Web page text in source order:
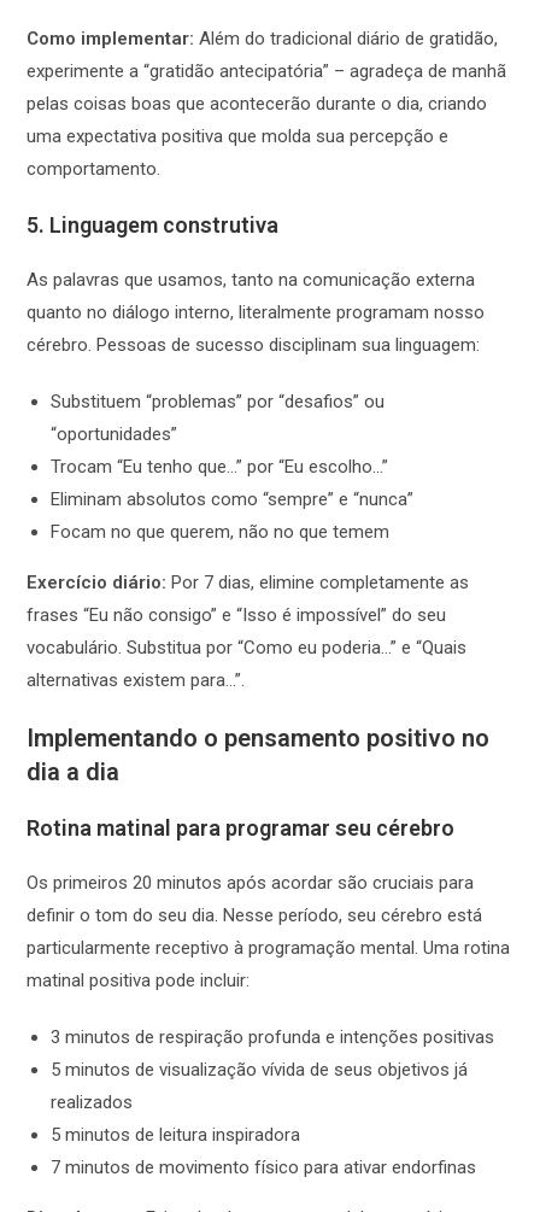
Como implementar: Além do tradicional diário de gratidão,
experimente a “gratidão antecipatória” – agradeça de manhã
pelas coisas boas que acontecerão durante o dia, criando
uma expectativa positiva que molda sua percepção e
comportamento.
5. Linguagem construtiva
As palavras que usamos, tanto na comunicação externa
quanto no diálogo interno, literalmente programam nosso
cérebro. Pessoas de sucesso disciplinam sua linguagem:
Substituem “problemas” por “desafios” ou
“oportunidades”
Trocam “Eu tenho que…” por “Eu escolho…”
Eliminam absolutos como “sempre” e “nunca”
Focam no que querem, não no que temem
Exercício diário: Por 7 dias, elimine completamente as
frases “Eu não consigo” e “Isso é impossível” do seu
vocabulário. Substitua por “Como eu poderia…” e “Quais
alternativas existem para…”.
Implementando o pensamento positivo no
dia a dia
Rotina matinal para programar seu cérebro
Os primeiros 20 minutos após acordar são cruciais para
definir o tom do seu dia. Nesse período, seu cérebro está
particularmente receptivo à programação mental. Uma rotina
matinal positiva pode incluir:
3 minutos de respiração profunda e intenções positivas
5 minutos de visualização vívida de seus objetivos já
realizados
5 minutos de leitura inspiradora
7 minutos de movimento físico para ativar endorfinas